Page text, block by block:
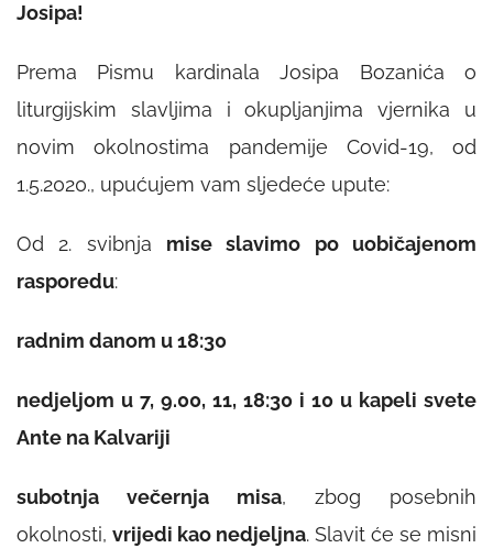
Josipa!
Prema Pismu kardinala Josipa Bozanića o
liturgijskim slavljima i okupljanjima vjernika u
novim okolnostima pandemije Covid-19, od
1.5.2020., upućujem vam sljedeće upute:
Od 2. svibnja mise slavimo po uobičajenom
rasporedu:
radnim danom u 18:30
nedjeljom u 7, 9.00, 11, 18:30 i 10 u kapeli svete
Ante na Kalvariji
subotnja večernja misa, zbog posebnih
okolnosti, vrijedi kao nedjeljna. Slavit će se misni